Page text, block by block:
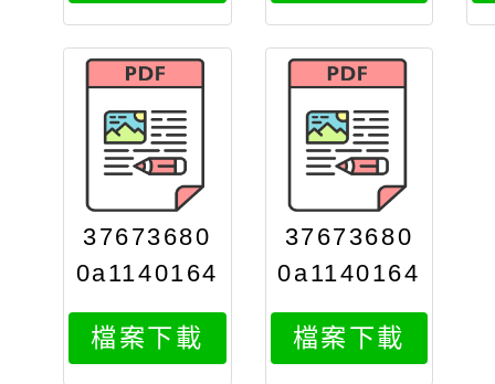
37673680
0a1140164
298attach
4
檔案下載
37673680
0a1140164
298print
檔案下載